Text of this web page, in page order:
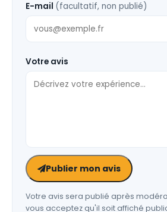
E-mail (facultatif, non publié)
Votre avis
Publier mon avis
Votre avis sera publié après
vous acceptez qu'il soit affiché